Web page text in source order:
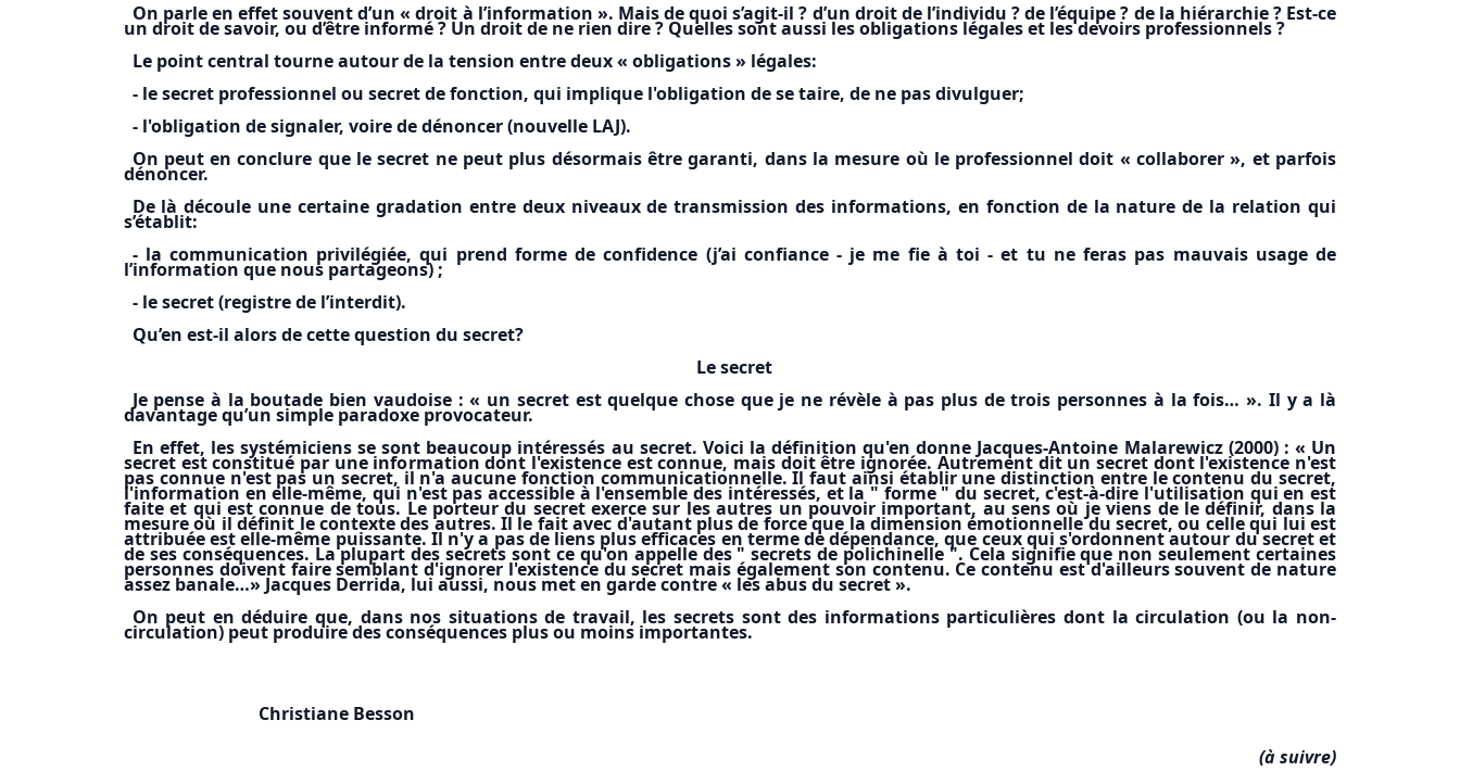
On parle en effet souvent d’un « droit à l’information ». Mais de quoi s’agit-il ? d’un droit de l’individu ? de l’équipe ? de la hiérarchie ? Est-ce
un droit de savoir, ou d’être informé ? Un droit de ne rien dire ? Quelles sont aussi les obligations légales et les devoirs professionnels ?
Le point central tourne autour de la tension entre deux « obligations » légales:
- le secret professionnel ou secret de fonction, qui implique l'obligation de se taire, de ne pas divulguer;
- l'obligation de signaler, voire de dénoncer (nouvelle LAJ).
On peut en conclure que le secret ne peut plus désormais être garanti, dans la mesure où le professionnel doit « collaborer », et parfois
dénoncer.
De là découle une certaine gradation entre deux niveaux de transmission des informations, en fonction de la nature de la relation qui
s’établit:
- la communication privilégiée, qui prend forme de confidence (j’ai confiance - je me fie à toi - et tu ne feras pas mauvais usage de
l’information que nous partageons) ;
- le secret (registre de l’interdit).
Qu’en est-il alors de cette question du secret?
Le secret
Je pense à la boutade bien vaudoise : « un secret est quelque chose que je ne révèle à pas plus de trois personnes à la fois… ». Il y a là
davantage qu’un simple paradoxe provocateur.
En effet, les systémiciens se sont beaucoup intéressés au secret. Voici la définition qu'en donne Jacques-Antoine Malarewicz (2000) : « Un
secret est constitué par une information dont l'existence est connue, mais doit être ignorée. Autrement dit un secret dont l'existence n'est
pas connue n'est pas un secret, il n'a aucune fonction communicationnelle. Il faut ainsi établir une distinction entre le contenu du secret,
l'information en elle-même, qui n'est pas accessible à l'ensemble des intéressés, et la " forme " du secret, c'est-à-dire l'utilisation qui en est
faite et qui est connue de tous. Le porteur du secret exerce sur les autres un pouvoir important, au sens où je viens de le définir, dans la
mesure où il définit le contexte des autres. Il le fait avec d'autant plus de force que la dimension émotionnelle du secret, ou celle qui lui est
attribuée est elle-même puissante. Il n'y a pas de liens plus efficaces en terme de dépendance, que ceux qui s'ordonnent autour du secret et
de ses conséquences. La plupart des secrets sont ce qu'on appelle des " secrets de polichinelle ". Cela signifie que non seulement certaines
personnes doivent faire semblant d'ignorer l'existence du secret mais également son contenu. Ce contenu est d'ailleurs souvent de nature
assez banale…» Jacques Derrida, lui aussi, nous met en garde contre « les abus du secret ».
On peut en déduire que, dans nos situations de travail, les secrets sont des informations particulières dont la circulation (ou la non-
circulation) peut produire des conséquences plus ou moins importantes.
Christiane Besson
(à suivre)